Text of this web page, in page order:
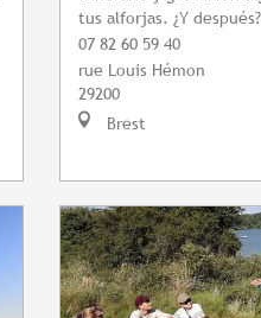
tus alforjas. ¿Y
07 82 60 59 40
rue Louis Hémon
29200
Brest